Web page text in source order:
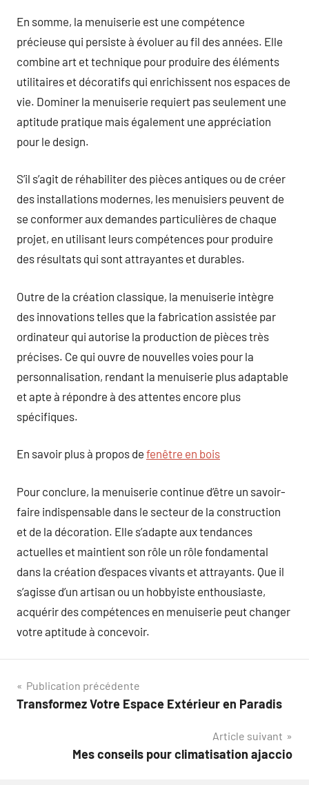
En somme, la menuiserie est une compétence
précieuse qui persiste à évoluer au fil des années. Elle
combine art et technique pour produire des éléments
utilitaires et décoratifs qui enrichissent nos espaces de
vie. Dominer la menuiserie requiert pas seulement une
aptitude pratique mais également une appréciation
pour le design.
S’il s’agit de réhabiliter des pièces antiques ou de créer
des installations modernes, les menuisiers peuvent de
se conformer aux demandes particulières de chaque
projet, en utilisant leurs compétences pour produire
des résultats qui sont attrayantes et durables.
Outre de la création classique, la menuiserie intègre
des innovations telles que la fabrication assistée par
ordinateur qui autorise la production de pièces très
précises. Ce qui ouvre de nouvelles voies pour la
personnalisation, rendant la menuiserie plus adaptable
et apte à répondre à des attentes encore plus
spécifiques.
En savoir plus à propos de fenêtre en bois
Pour conclure, la menuiserie continue d’être un savoir-
faire indispensable dans le secteur de la construction
et de la décoration. Elle s’adapte aux tendances
actuelles et maintient son rôle un rôle fondamental
dans la création d’espaces vivants et attrayants. Que il
s’agisse d’un artisan ou un hobbyiste enthousiaste,
acquérir des compétences en menuiserie peut changer
votre aptitude à concevoir.
Navigation
de
Publication précédente
Transformez Votre Espace Extérieur en Paradis
Article suivant
Mes conseils pour climatisation ajaccio